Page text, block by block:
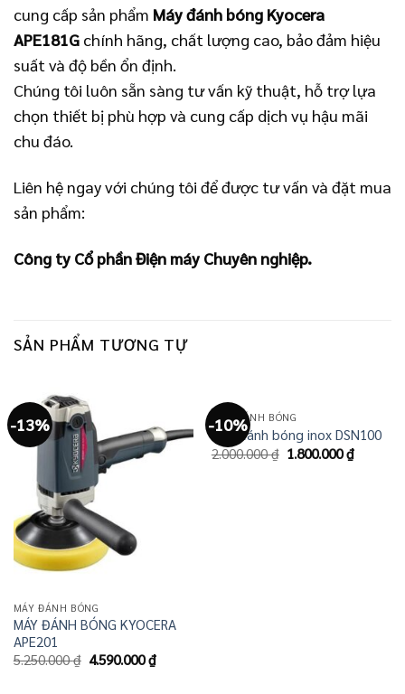
cung cấp sản phẩm Máy đánh bóng Kyocera
APE181G chính hãng, chất lượng cao, bảo đảm hiệu
suất và độ bền ổn định.
Chúng tôi luôn sẵn sàng tư vấn kỹ thuật, hỗ trợ lựa
chọn thiết bị phù hợp và cung cấp dịch vụ hậu mãi
chu đáo.
Liên hệ ngay với chúng tôi để được tư vấn và đặt mua
sản phẩm:
Công ty Cổ phần Điện máy Chuyên nghiệp.
SẢN PHẨM TƯƠNG TỰ
-13%
MÁY ĐÁNH BÓNG
MÁY ĐÁNH BÓNG KYOCERA
APE201
5.250.000₫ Giá
4.590.000₫Giá
-10%
MÁY ĐÁNH BÓNG
Máy đánh bóng inox DSN100
2.000.000₫ Giá
1.800.000₫Giá